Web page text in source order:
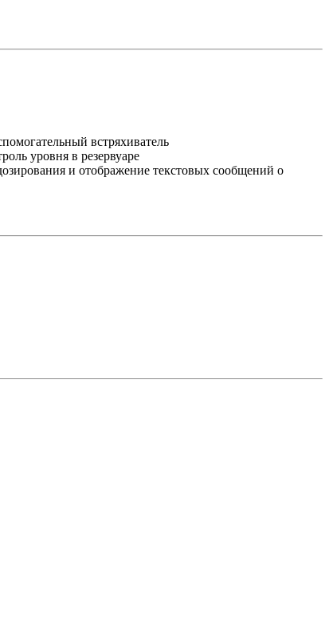
встряхиватель
уровня в резервуаре
и отображение текстовых сообщений о